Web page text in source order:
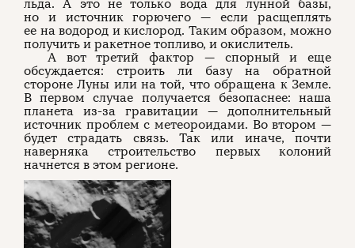
льда. А это не только вода для лунной базы,
но и источник горючего — если расщеплять
ее на водород и кислород. Таким образом, можно
получить и ракетное топливо, и окислитель.
А вот третий фактор — спорный и еще
обсуждается: строить ли базу на обратной
стороне Луны или на той, что обращена к Земле.
В первом случае получается безопаснее: наша
планета из-за гравитации — дополнительный
источник проблем с метеороидами. Во втором —
будет страдать связь. Так или иначе, почти
наверняка строительство первых колоний
начнется в этом регионе.